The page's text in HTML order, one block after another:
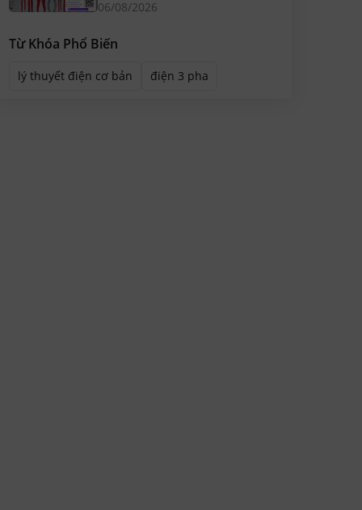
06/08/2026
Từ Khóa Phổ Biến
lý thuyết điện cơ bản điện 3 pha